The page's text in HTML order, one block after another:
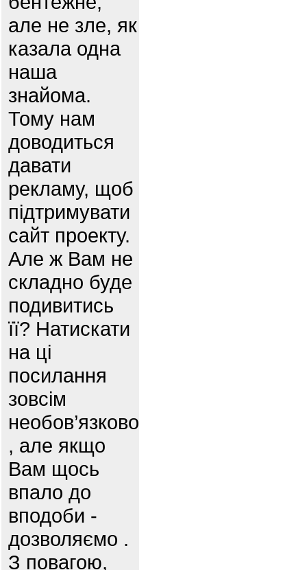
але не зле, як
казала одна
наша
знайома.
Тому нам
доводиться
давати
рекламу, щоб
підтримувати
сайт проекту.
Але ж Вам не
складно буде
подивитись
її? Натискати
на ці
посилання
зовсім
необов’язково
, але якщо
Вам щось
впало до
вподоби -
дозволяємо .
З повагою,